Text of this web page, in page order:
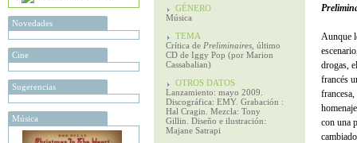
Novedades
Cine
Sugerencias
Música
GÉNERO
Música
TEMA
Crítica de Preliminaires , último
CD de Iggy Pop (por Marion
Cassabalian)
OTROS DATOS
Lanzamiento: mayo 2009.
Discográfica: EMY. Grabación :
Hal Cragin. Mezcla: Tony
Gillin. Diseño e ilustración:
Majane Satrapi
Aunque
drogas,
francés
francesa,
con una